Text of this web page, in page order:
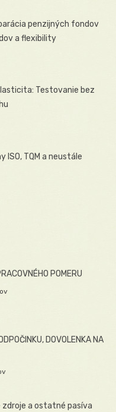
penzijných fondov
a flexibility
Testovanie bez
ISO, TQM a neustále
POMERU
DOVOLENKA NA
a ostatné pasíva